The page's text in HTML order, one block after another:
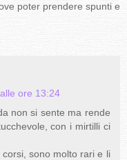
poter prendere spunti e
ore 13:24
non si sente ma rende
con i mirtilli ci
sono molto rari e li